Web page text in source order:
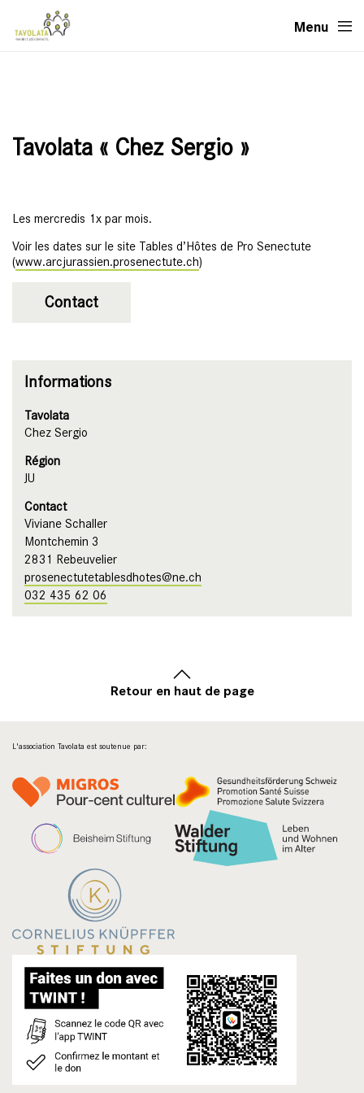
Menu
Tavolata « Chez Sergio »
Les mercredis 1x par mois.
Voir les dates sur le site Tables d’Hôtes de Pro Senectute
(www.arcjurassien.prosenectute.ch)
Contact
Informations
Tavolata
Chez Sergio
Région
JU
Contact
Viviane Schaller
Montchemin 3
2831 Rebeuvelier
prosenectutetablesdhotes@ne.ch
032 435 62 06
Retour en haut de page
L'association Tavolata est soutenue par: